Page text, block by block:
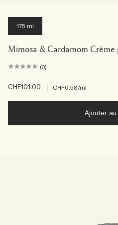
175 ml
Mimosa & Cardamom Crème
(0)
CHF101.00 CHF0.58/ml
Ajouter